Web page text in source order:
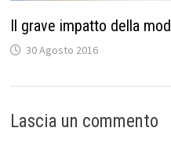
Il grave impatto della
30 Agosto 2016
Lascia un commento